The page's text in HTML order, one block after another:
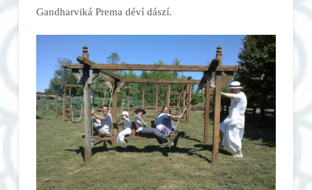
Gandharviká Prema déví dászí.